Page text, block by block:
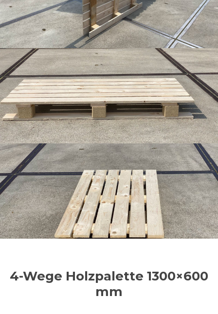
4-Wege Holzpalette 1300×600
mm